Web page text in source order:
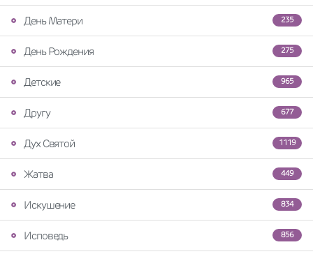
235
День Матери
275
День Рождения
965
Детские
677
Другу
1119
Дух Святой
449
Жатва
834
Искушение
856
Исповедь